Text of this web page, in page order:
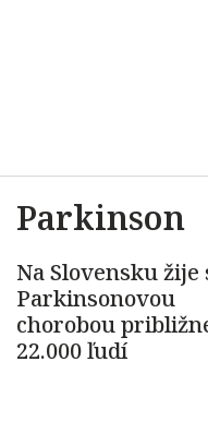
Parkinson
Na Slovensku žije
Parkinsonovou
chorobou
22.000 ľudí